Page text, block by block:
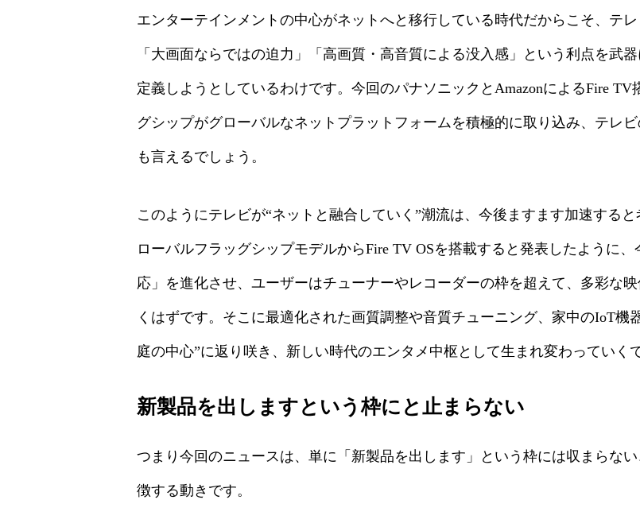
エンターテインメントの中心がネットへと移行している時代だからこそ、テ
「大画面ならではの迫力」「高画質・高音質による没入感」という利点を武
定義しようとしているわけです。今回のパナソニックとAmazonによるFire
グシップがグローバルなネットプラットフォームを積極的に取り込み、テレ
も言えるでしょう。
このようにテレビが“ネットと融合していく”潮流は、今後ますます加速する
ローバルフラッグシップモデルからFire TV OSを搭載すると発表したように
応」を進化させ、ユーザーはチューナーやレコーダーの枠を超えて、多彩な
くはずです。そこに最適化された画質調整や音質チューニング、家中のIoT機
庭の中心”に返り咲き、新しい時代のエンタメ中枢として生まれ変わっていく
新製品を出しますという枠にと止まらない
つまり今回のニュースは、単に「新製品を出します」という枠には収まらな
徴する動きです。